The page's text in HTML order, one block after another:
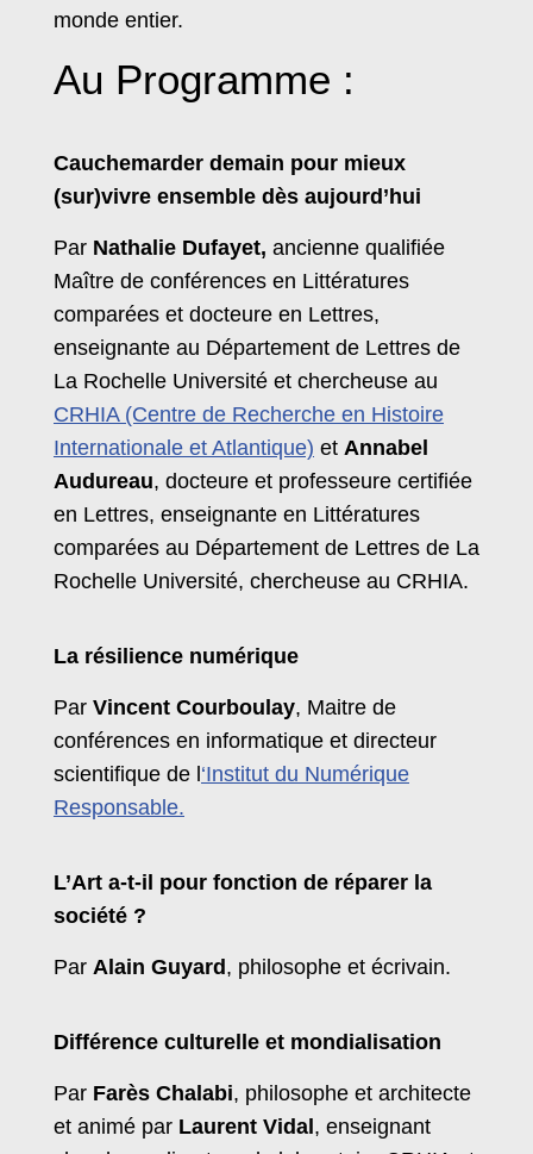
monde entier.
Au Programme :
Cauchemarder demain pour mieux
(sur)vivre ensemble dès aujourd’hui
Par Nathalie Dufayet, ancienne qualifiée
Maître de conférences en Littératures
comparées et docteure en Lettres,
enseignante au Département de Lettres de
La Rochelle Université et chercheuse au
CRHIA (Centre de Recherche en Histoire
Internationale et Atlantique) et Annabel
Audureau, docteure et professeure certifiée
en Lettres, enseignante en Littératures
comparées au Département de Lettres de La
Rochelle Université, chercheuse au CRHIA.
La résilience numérique
Par Vincent Courboulay, Maitre de
conférences en informatique et directeur
scientifique de l ‘Institut du Numérique
Responsable.
L’Art a-t-il pour fonction de réparer la
société ?
Par Alain Guyard , philosophe et écrivain.
Différence culturelle et mondialisation
Par Farès Chalabi, philosophe et architecte
et animé par Laurent Vidal , enseignant